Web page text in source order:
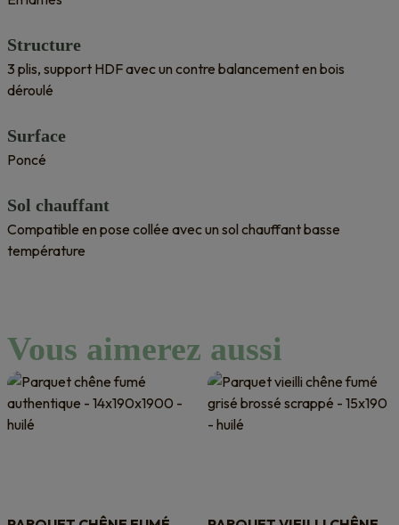
Structure
3 plis, support HDF avec un contre balancement en bois
déroulé
Surface
Poncé
Sol chauffant
Compatible en pose collée avec un sol chauffant basse
température
Vous aimerez aussi